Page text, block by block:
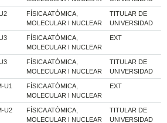
FÍSICA ATÒMICA,
MOLECULAR I NUCLEAR
TITULAR DE
UNIVERSIDAD
FÍSICA ATÒMICA,
MOLECULAR I NUCLEAR
EXT
FÍSICA ATÒMICA,
MOLECULAR I NUCLEAR
TITULAR DE
UNIVERSIDAD
U1
FÍSICA ATÒMICA,
MOLECULAR I NUCLEAR
EXT
U2
FÍSICA ATÒMICA,
MOLECULAR I NUCLEAR
TITULAR DE
UNIVERSIDAD